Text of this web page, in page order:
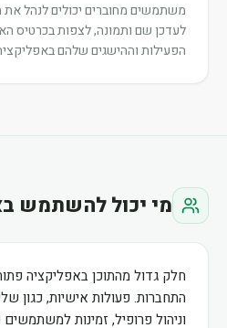
משתמשים מחוברים יכולים לנהל
לעדכן שם ותמונה, לצפות בכרטיס
הפעילות וההישגים שלהם
מי יכול להשתמש
חלק גדול מהתוכן באפליקציה
התחברות. פעולות אישיות, כגון
וניהול פרופיל, זמינות